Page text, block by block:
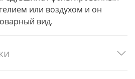
или воздухом и он
вид.